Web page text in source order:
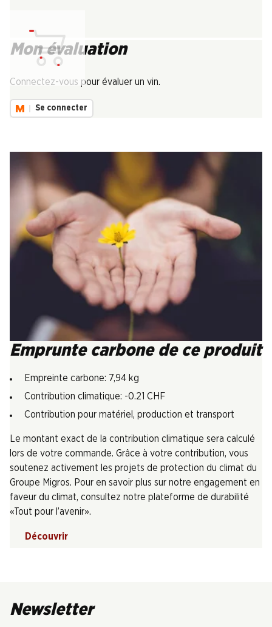
Mon évaluation
Connectez-vous pour évaluer un vin.
Se connecter
Emprunte carbone de ce produit
Empreinte carbone: 7,94 kg
Contribution climatique: -0.21 CHF
Contribution pour matériel, production et transport
Le montant exact de la contribution climatique sera calculé
lors de votre commande. Grâce à votre contribution, vous
soutenez activement les projets de protection du climat du
Groupe Migros. Pour en savoir plus sur notre engagement en
faveur du climat, consultez notre plateforme de durabilité
«Tout pour l’avenir».
Découvrir
Newsletter